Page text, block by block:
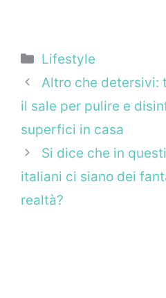
Categorie
Lifestyle
Altro che detersivi:
il sale per pulire e
superfici in casa
Si dice che in
italiani ci siano dei
realtà?